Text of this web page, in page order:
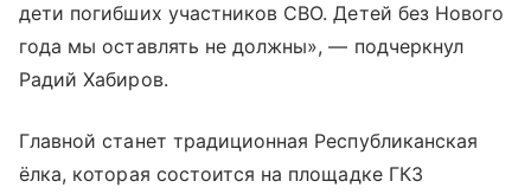
дети погибших участников СВО. Детей без Нового
года мы оставлять не должны», — подчеркнул
Радий Хабиров.
Главной станет традиционная Республиканская
ёлка, которая состоится на площадке ГКЗ